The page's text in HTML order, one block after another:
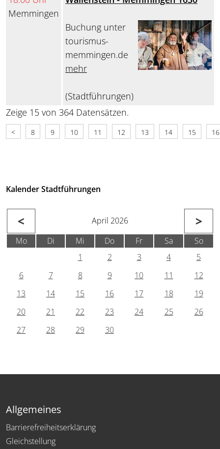
Memmingen
Buchung unter
tourismus-
memmingen.de
mehr
(Stadtführungen)
Zeige 15 von 364 Datensätzen.
< 8 9 10 11 12 13 14 15 16
Kalender Stadtführungen
< April 2026 >
Mo Di Mi Do Fr Sa
So
1
2 3 4
5
6
7 8 9 10 11
12
13
14 15 16 17 18
19
20
21 22 23 24 25
26
27
28 29 30
Allgemeines
Barrierefreiheitserklärung
Gleichstellung